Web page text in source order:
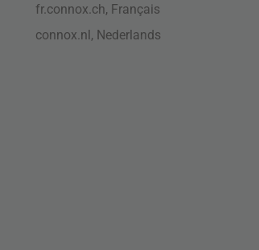
fr.connox.ch, Français
connox.nl, Nederlands